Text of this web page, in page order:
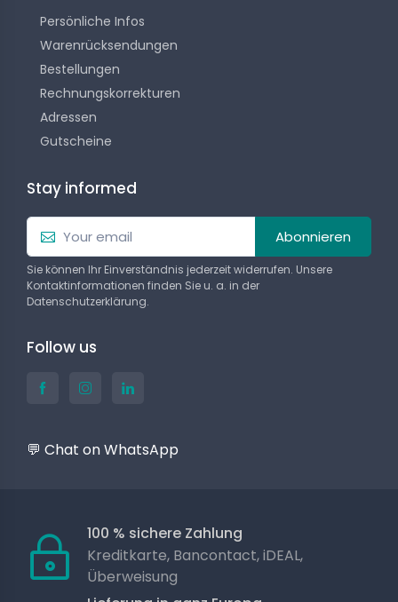
Persönliche Infos
Warenrücksendungen
Bestellungen
Rechnungskorrekturen
Adressen
Gutscheine
Stay informed
Abonnieren
Sie können Ihr Einverständnis jederzeit widerrufen. Unsere
Kontaktinformationen finden Sie u. a. in der
Datenschutzerklärung.
Follow us
💬 Chat on WhatsApp
100 % sichere Zahlung
Kreditkarte, Bancontact, iDEAL,
Überweisung